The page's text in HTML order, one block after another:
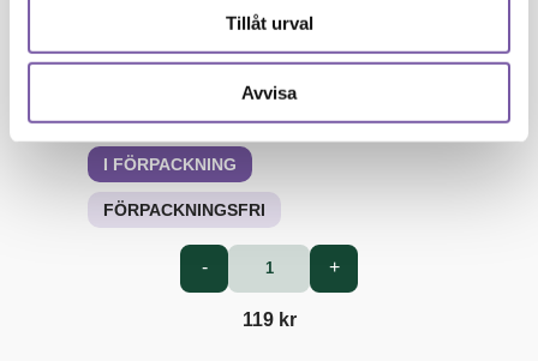
Tillåt urval
Avvisa
Miss
Miss Me Tvål
I FÖRPACKNING
FÖRPACKNINGSFRI
-
Miss
Me
Tvål
+
119 kr